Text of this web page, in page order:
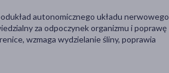
autonomicznego układu nerwowego
za odpoczynek organizmu i poprawę
wzmaga wydzielanie śliny, poprawia